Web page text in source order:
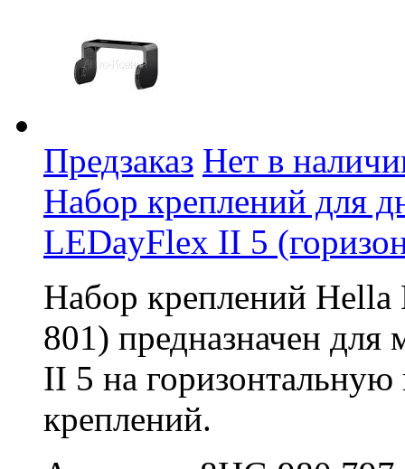
Предзаказ Нет в
Набор креплений для
LEDayFlex II 5
Набор креплений
801) предназначен
II 5 на горизонтальную
креплений.